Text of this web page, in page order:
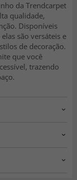
da Trendcarpet
qualidade,
Disponíveis
são versáteis e
de decoração.
que você
trazendo